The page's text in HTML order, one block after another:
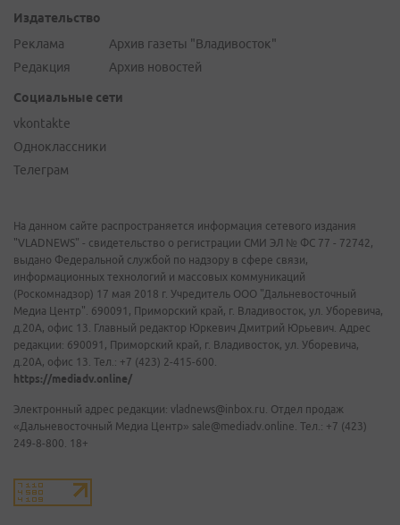
Издательство
Реклама
Редакция
Архив газеты "Владивосток"
Архив новостей
Социальные сети
vkontakte
Одноклассники
Телеграм
На данном сайте распространяется информация сетевого издания
"VLADNEWS" - свидетельство о регистрации СМИ ЭЛ № ФС 77 - 72742,
выдано Федеральной службой по надзору в сфере связи,
информационных технологий и массовых коммуникаций
(Роскомнадзор) 17 мая 2018 г. Учредитель ООО "Дальневосточный
Медиа Центр". 690091, Приморский край, г. Владивосток, ул. Уборевича,
д.20А, офис 13. Главный редактор Юркевич Дмитрий Юрьевич. Адрес
редакции: 690091, Приморский край, г. Владивосток, ул. Уборевича,
д.20А, офис 13. Тел.: +7 (423) 2-415-600.
https://mediadv.online/
Электронный адрес редакции: vladnews@inbox.ru. Отдел продаж
«Дальневосточный Медиа Центр» sale@mediadv.online. Тел.: +7 (423)
249-8-800. 18+